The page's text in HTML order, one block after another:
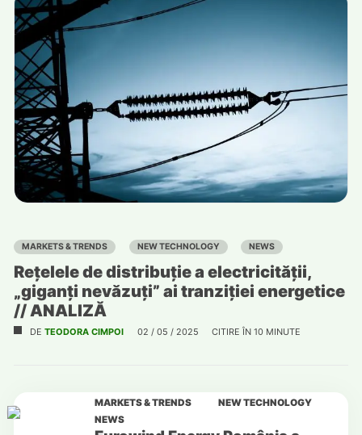
MARKETS & TRENDS NEW TECHNOLOGY NEWS
Rețelele de distribuție a electricității,
„giganți nevăzuți” ai tranziției energetice
// ANALIZĂ
DE TEODORA CIMPOI 02 / 05 / 2025 CITIRE ÎN 10 MINUTE
MARKETS & TRENDS
NEW TECHNOLOGY
NEWS